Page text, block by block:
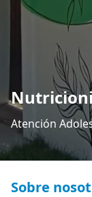
Atención
Sobre